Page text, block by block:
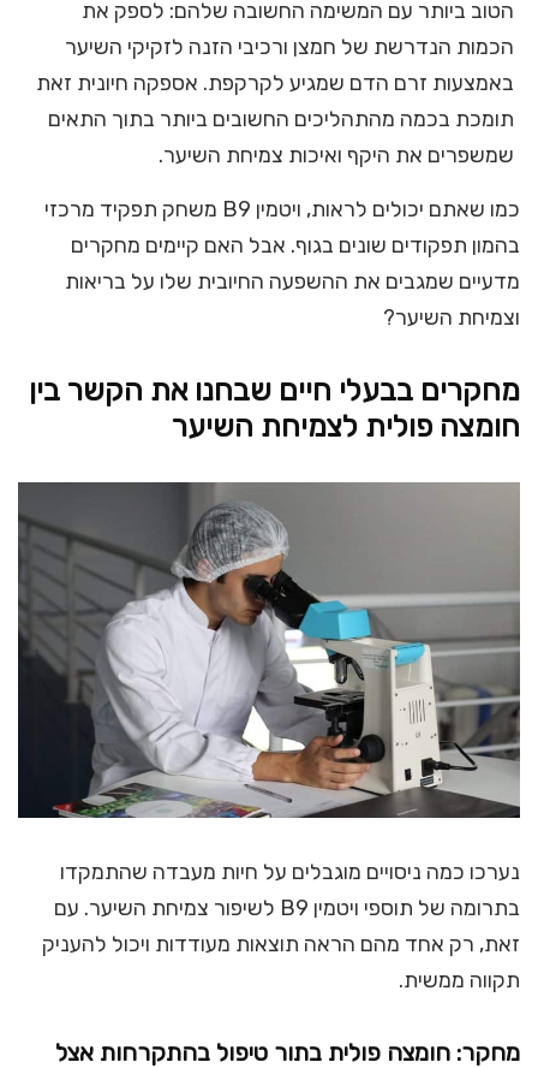
הטוב ביותר עם המשימה החשובה שלהם: לספק את
הכמות הנדרשת של חמצן ורכיבי הזנה לזקיקי השיער
באמצעות זרם הדם שמגיע לקרקפת. אספקה חיונית זאת
תומכת בכמה מהתהליכים החשובים ביותר בתוך התאים
שמשפרים את היקף ואיכות צמיחת השיער.
כמו שאתם יכולים לראות, ויטמין B9 משחק תפקיד מרכזי
בהמון תפקודים שונים בגוף. אבל האם קיימים מחקרים
מדעיים שמגבים את ההשפעה החיובית שלו על בריאות
וצמיחת השיער?
מחקרים בבעלי חיים שבחנו את הקשר בין
חומצה פולית לצמיחת השיער
נערכו כמה ניסויים מוגבלים על חיות מעבדה שהתמקדו
בתרומה של תוספי ויטמין B9 לשיפור צמיחת השיער. עם
זאת, רק אחד מהם הראה תוצאות מעודדות ויכול להעניק
תקווה ממשית.
מחקר: חומצה פולית בתור טיפול בהתקרחות אצל